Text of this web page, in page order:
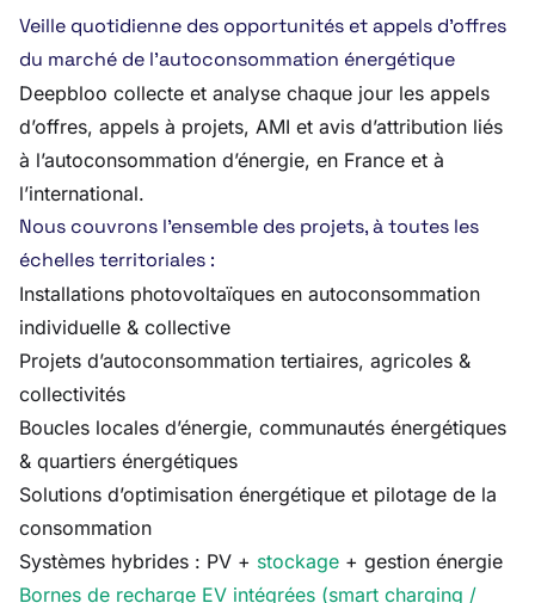
Veille quotidienne des opportunités et appels d’offres
du marché de l’autoconsommation énergétique
Deepbloo collecte et analyse chaque jour les appels
d’offres, appels à projets, AMI et avis d’attribution liés
à l’autoconsommation d’énergie, en France et à
l’international.
Nous couvrons l’ensemble des projets, à toutes les
échelles territoriales :
Installations photovoltaïques en autoconsommation
individuelle & collective
Projets d’autoconsommation tertiaires, agricoles &
collectivités
Boucles locales d’énergie, communautés énergétiques
& quartiers énergétiques
Solutions d’optimisation énergétique et pilotage de la
consommation
Systèmes hybrides : PV + stockage + gestion énergie
Bornes de recharge EV intégrées (smart charging /